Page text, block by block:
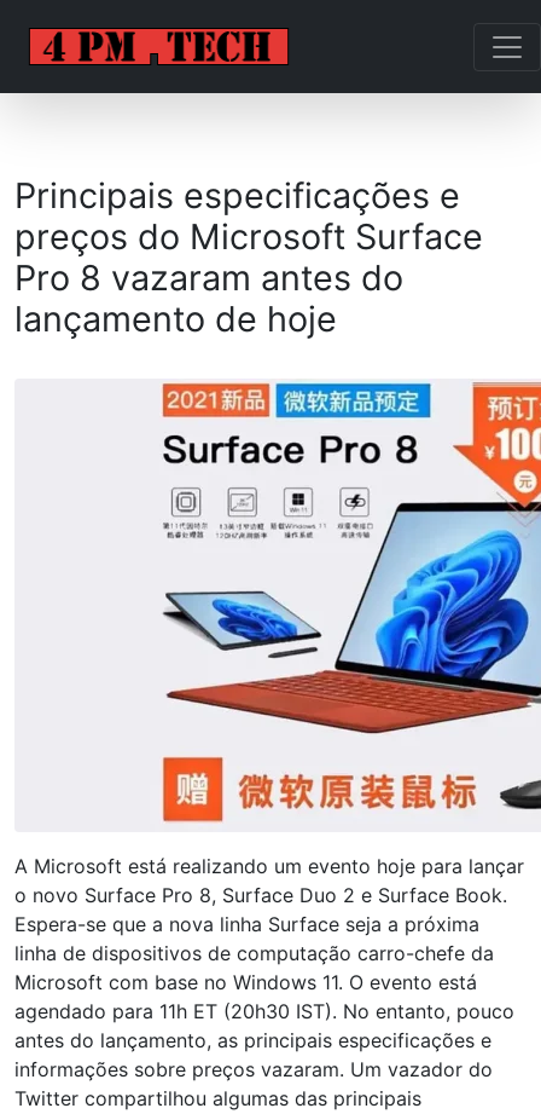
Principais especificações e
preços do Microsoft Surface
Pro 8 vazaram antes do
lançamento de hoje
A Microsoft está realizando um evento hoje para lançar
o novo Surface Pro 8, Surface Duo 2 e Surface Book.
Espera-se que a nova linha Surface seja a próxima
linha de dispositivos de computação carro-chefe da
Microsoft com base no Windows 11. O evento está
agendado para 11h ET (20h30 IST). No entanto, pouco
antes do lançamento, as principais especificações e
informações sobre preços vazaram. Um vazador do
Twitter compartilhou algumas das principais